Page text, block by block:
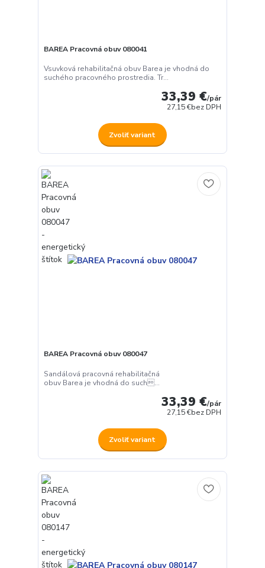
BAREA Pracovná obuv 080041
Vsuvková rehabilitačná obuv Barea je vhodná do
suchého pracovného prostredia. Tr...
33,39 €/pár
27,15 €bez DPH
Zvoliť variant
BAREA Pracovná obuv 080047
Sandálová pracovná rehabilitačná
obuv Barea je vhodná do such...
33,39 €/pár
27,15 €bez DPH
Zvoliť variant